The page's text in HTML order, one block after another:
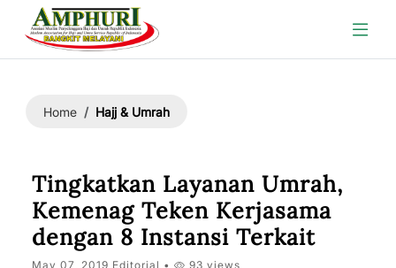
Home Hajj & Umrah
Tingkatkan Layanan Umrah,
Kemenag Teken Kerjasama
dengan 8 Instansi Terkait
May 07, 2019 Editorial • 93 views